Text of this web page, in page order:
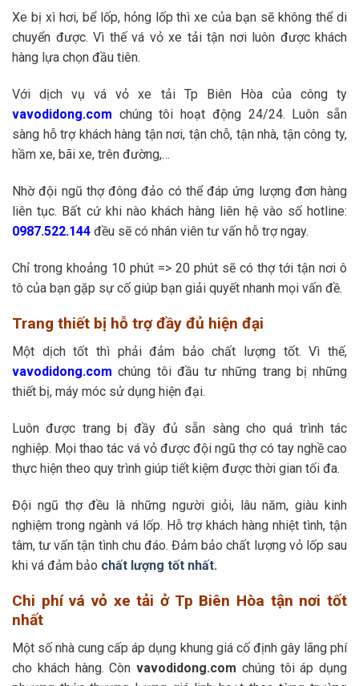
Xe bị xì hơi, bể lốp, hỏng lốp thì xe của bạn sẽ không thể di
chuyển được. Vì thế vá vỏ xe tải tận nơi luôn được khách
hàng lựa chọn đầu tiên.
Với dịch vụ vá vỏ xe tải Tp Biên Hòa của công ty
vavodidong.com chúng tôi hoạt động 24/24. Luôn sẵn
sàng hỗ trợ khách hàng tận nơi, tận chỗ, tận nhà, tận công ty,
hầm xe, bãi xe, trên đường,…
Nhờ đội ngũ thợ đông đảo có thể đáp ứng lượng đơn hàng
liên tục. Bất cứ khi nào khách hàng liên hệ vào số hotline:
0987.522.144 đều sẽ có nhân viên tư vấn hỗ trợ ngay.
Chỉ trong khoảng 10 phút => 20 phút sẽ có thợ tới tận nơi ô
tô của bạn gặp sự cố giúp bạn giải quyết nhanh mọi vấn đề.
Trang thiết bị hỗ trợ đầy đủ hiện đại
Một dịch tốt thì phải đảm bảo chất lượng tốt. Vì thế,
vavodidong.com chúng tôi đầu tư những trang bị những
thiết bị, máy móc sử dụng hiện đại.
Luôn được trang bị đầy đủ sẵn sàng cho quá trình tác
nghiệp. Mọi thao tác vá vỏ được đội ngũ thợ có tay nghề cao
thực hiện theo quy trình giúp tiết kiệm được thời gian tối đa.
Đội ngũ thợ đều là những người giỏi, lâu năm, giàu kinh
nghiệm trong ngành vá lốp. Hỗ trợ khách hàng nhiệt tình, tận
tâm, tư vấn tận tình chu đáo. Đảm bảo chất lượng vỏ lốp sau
khi vá đảm bảo chất lượng tốt nhất.
Chi phí vá vỏ xe tải ở Tp Biên Hòa tận nơi tốt
nhất
Một số nhà cung cấp áp dụng khung giá cố định gây lãng phí
cho khách hàng. Còn vavodidong.com chúng tôi áp dụng